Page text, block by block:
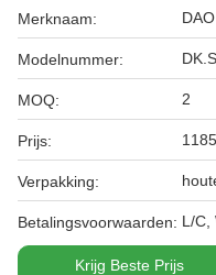
Merknaam: DAO
Modelnummer:
MOQ: 2
Prijs:
Verpakking:
Betalingsvoorwaarden: L/C,
Krijg Beste Prijs